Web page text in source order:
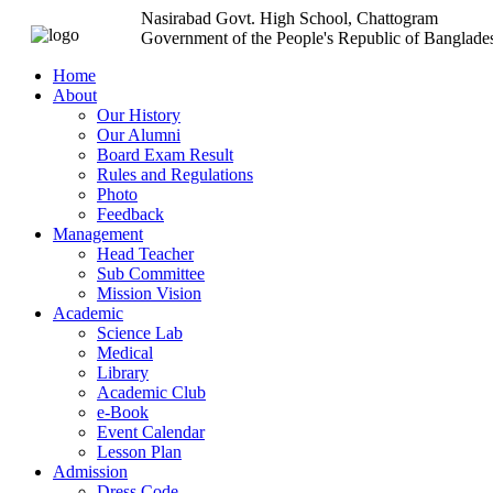
Nasirabad Govt. High School, Chattogram
Government of the People's Republic of
Home
About
Our History
Our Alumni
Board Exam Result
Rules and Regulations
Photo
Feedback
Management
Head Teacher
Sub Committee
Mission Vision
Academic
Science Lab
Medical
Library
Academic Club
e-Book
Event Calendar
Lesson Plan
Admission